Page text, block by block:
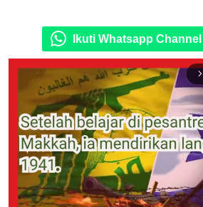
Ikuti Whatsapp
arrow_forward_ios